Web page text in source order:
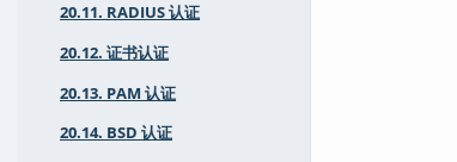
20.11. RADIUS 认证
20.12. 证书认证
20.13. PAM 认证
20.14. BSD 认证